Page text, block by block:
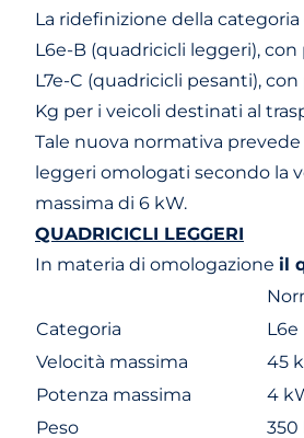
La ridefinizione della categoria
L6e-B (quadricicli leggeri),
L7e-C (quadricicli pesanti),
Kg per i veicoli destinati al
Tale nuova normativa
leggeri omologati secondo la
massima di 6 kW.
QUADRICICLI LEGGERI
In materia di omologazione il
Categoria
L6e
Velocità massima
45
Potenza massima
4
Peso
350